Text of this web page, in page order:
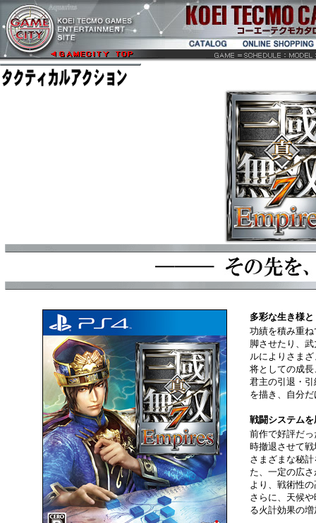
多彩な生き様
功績を積み重
脚させたり、
ルによりさま
将としての成
君主の引退・
を描き、自分
戦闘システム
前作で好評だ
時撤退させて
さまざまな秘
た、一定の広
より、戦術性
さらに、天候
る火計効果の